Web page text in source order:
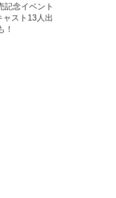
記念イベント
ャスト13人出
！